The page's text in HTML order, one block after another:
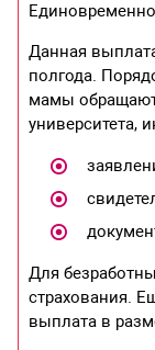
Данная
полгода.
мамы
университета,
Для
страхования.
выплата в